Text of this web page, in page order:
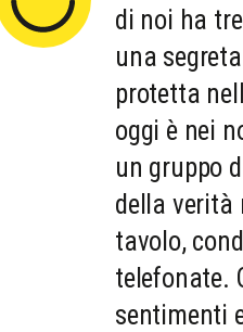
di noi ha
una
protetta
oggi è nei
un gruppo
della verità
tavolo,
telefonate.
sentimenti